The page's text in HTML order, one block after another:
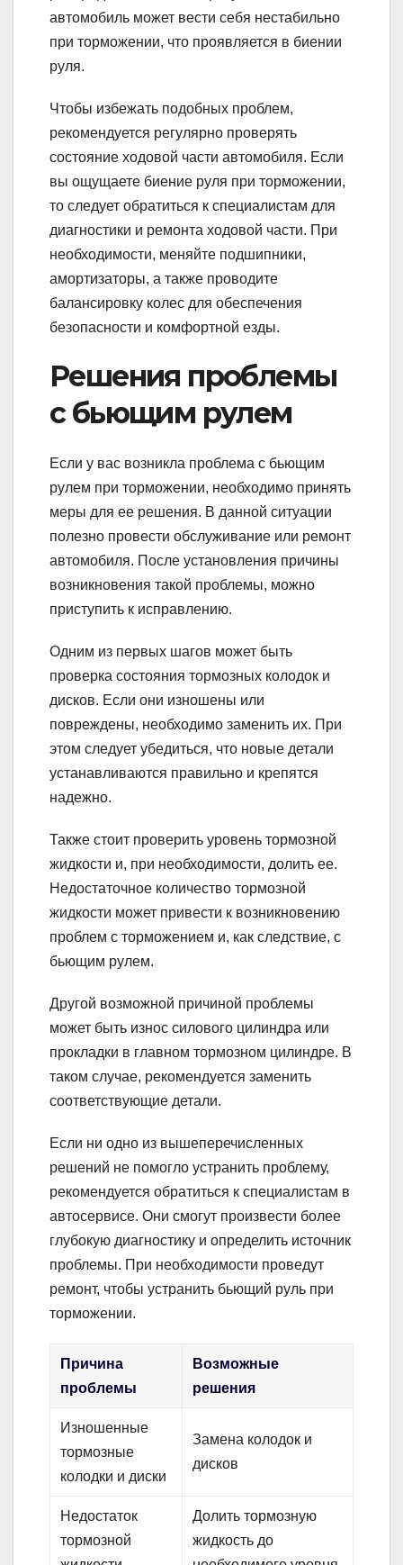
автомобиль может вести себя нестабильно
при торможении, что проявляется в биении
руля.
Чтобы избежать подобных проблем,
рекомендуется регулярно проверять
состояние ходовой части автомобиля. Если
вы ощущаете биение руля при торможении,
то следует обратиться к специалистам для
диагностики и ремонта ходовой части. При
необходимости, меняйте подшипники,
амортизаторы, а также проводите
балансировку колес для обеспечения
безопасности и комфортной езды.
Решения проблемы
с бьющим рулем
Если у вас возникла проблема с бьющим
рулем при торможении, необходимо принять
меры для ее решения. В данной ситуации
полезно провести обслуживание или ремонт
автомобиля. После установления причины
возникновения такой проблемы, можно
приступить к исправлению.
Одним из первых шагов может быть
проверка состояния тормозных колодок и
дисков. Если они изношены или
повреждены, необходимо заменить их. При
этом следует убедиться, что новые детали
устанавливаются правильно и крепятся
надежно.
Также стоит проверить уровень тормозной
жидкости и, при необходимости, долить ее.
Недостаточное количество тормозной
жидкости может привести к возникновению
проблем с торможением и, как следствие, с
бьющим рулем.
Другой возможной причиной проблемы
может быть износ силового цилиндра или
прокладки в главном тормозном цилиндре. В
таком случае, рекомендуется заменить
соответствующие детали.
Если ни одно из вышеперечисленных
решений не помогло устранить проблему,
рекомендуется обратиться к специалистам в
автосервисе. Они смогут произвести более
глубокую диагностику и определить источник
проблемы. При необходимости проведут
ремонт, чтобы устранить бьющий руль при
торможении.
Причина
проблемы
Возможные
решения
Изношенные
тормозные
колодки и диски
Замена колодок и
дисков
Недостаток
тормозной
Долить тормозную
жидкость до